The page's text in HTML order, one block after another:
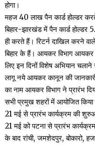
होगा।
महज 40 लाख पैन कार्ड होल्डर
बिहार-झारखंड में पैन कार्ड
ही करते हैं। रिटर्न दाखिल
बिहार के हैं। आयकर विभाग आयकर
लिए इन दिनों विशेष अभियान
लागू नये आयकर कानून की
का नाम आयकर विभाग ने प्रारंभ
सभी प्रमुख शहरों में आयोजित किया
21 मई से प्रारंभ कार्यक्रम की
21 मई को पटना से प्रारंभ
के बाद रांची, जमशेदपुर, बोकारो,